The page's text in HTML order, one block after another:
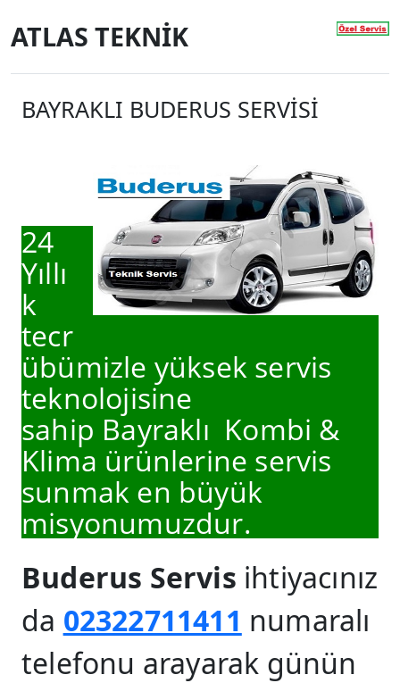
ATLAS TEKNİK
BAYRAKLI BUDERUS SERVİSİ
24
Yıllı
k
tecr
übümizle yüksek servis
teknolojisine
sahip Bayraklı Kombi &
Klima ürünlerine servis
sunmak en büyük
misyonumuzdur.
Buderus Servis ihtiyacınız
da 02322711411 numaralı
telefonu arayarak günün